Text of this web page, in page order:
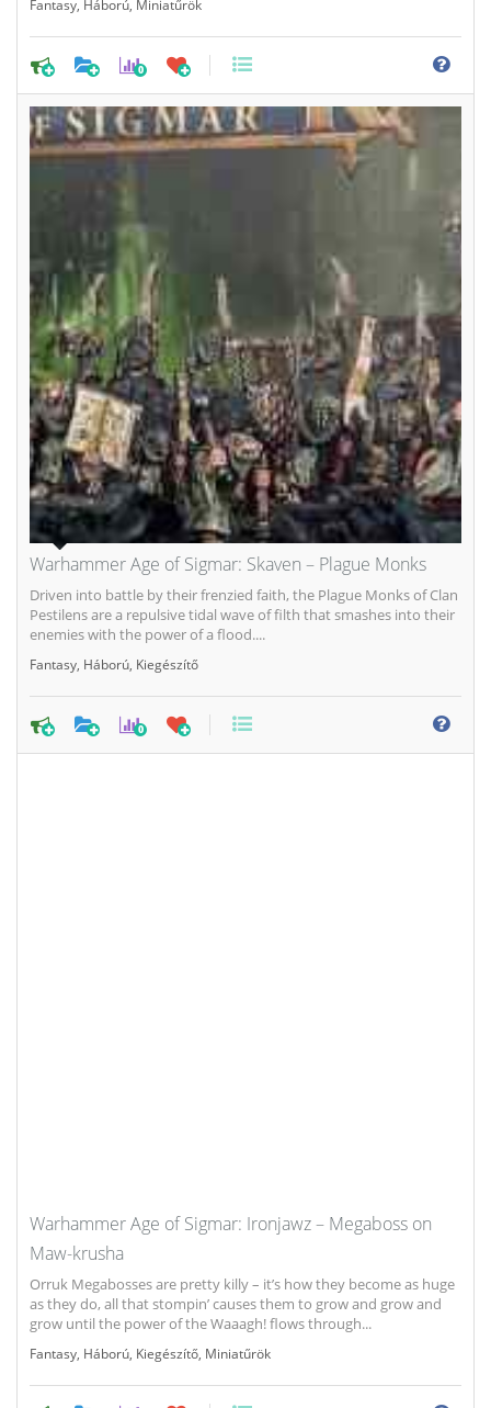
Fantasy Háború Miniatűrök
0
Warhammer Age of Sigmar: Skaven – Plague Monks
Driven into battle by their frenzied faith, the Plague Monks of Clan
Pestilens are a repulsive tidal wave of filth that smashes into their
enemies with the power of a flood....
Fantasy Háború Kiegészítő
0
Warhammer Age of Sigmar: Ironjawz – Megaboss on
Maw-krusha
Orruk Megabosses are pretty killy – it’s how they become as huge
as they do, all that stompin’ causes them to grow and grow and
grow until the power of the Waaagh! flows through...
Fantasy Háború Kiegészítő Miniatűrök